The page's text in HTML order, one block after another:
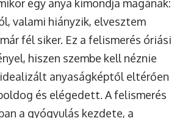
egy anya kimondja magának:
valami hiányzik, elvesztem
fél siker. Ez a felismerés óriási
hiszen szembe kell néznie
anyaságképtől eltérően
és elégedett. A felismerés
a gyógyulás kezdete, a